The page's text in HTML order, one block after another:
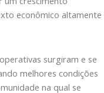
econômico altamente
surgiram e se
melhores condições
na qual se